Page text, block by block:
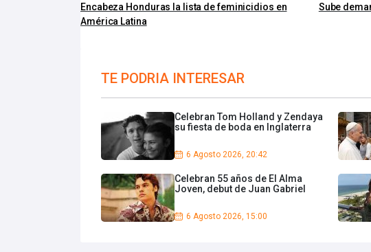
Encabeza Honduras la lista de feminicidios en
América Latina
Sube
TE PODRIA INTERESAR
Celebran Tom Holland y Zendaya
su fiesta de boda en Inglaterra
6 Agosto 2026, 20:42
Celebran 55 años de El Alma
Joven, debut de Juan Gabriel
6 Agosto 2026, 15:00